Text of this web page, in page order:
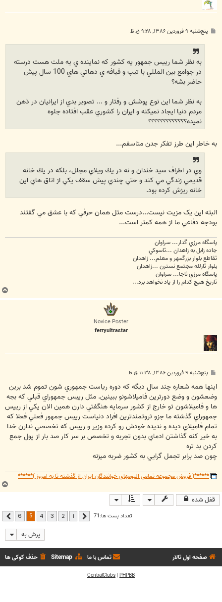
پ پنج‌شنبه ۹ فروردین ۱۳۸۶, ۹:۲۸ ق.ظ
به نظر شما رييس جمهور يه كشور كه نماينده ي يه ملت هست درسته
در جوامع بين المللي با تيپ و قيافه ي دهاتي هاي 100 سال پيش
حاضر بشه؟
به نظر شما اين نوع پوشش و رفتار و ... تصوير بدي از ايرانيان در ذهن
مردم دنيا ايجاد نميكنه و ايران را كشوري عقب افتاده جلوه
نميده؟؟؟؟؟؟؟؟؟؟؟؟؟
به خاطر اين طرز تفکر جدن متاسفم...
وي در اطراف سيد خندان و نه در يك ويلاي مجلل، بلكه در يك خانه
قديمي زندگي مي كند و حتي چندي پيش سقف يكي از اتاق هاي اين
خانه ريزش كرده بود.
البته اين يک مزيت نيست...درست مثل همان حرفي که با عشق مي گفتند
بودجه دفاعي ما از همه کمتر است...
پاسگاه مرزي گدار... سراوان
جاده زابل به زاهدان ...تاسوکي
تقاطع بلوار بزرگمهر و معلم... زاهدان
بلوار ثارلله مجتمع نسترن ...زاهدان
پاسگاه مرزي ناجا... سراوان
تاريخ هيچ کدام را از ياد نخواهد برد...
ب
ا
Novice Poster
ferryultrastar
پ
ت
پنج‌شنبه ۹ فروردین ۱۳۸۶, ۱۱:۳۸ ق.ظ
اينها همه شعاره چند سال ديگه كه دوره رياست جمهوري شون تموم شد برين
وضعشون و وضع دورترين فاميلاشونو ببينين. مثل رييس جمهوراي قبلي كه بجه
ها و فاميلاشون تو خارج از كشور سرمايه هنگفتي دارن همين الان يكي از رييس
جمهوراي گذشته ما جزو ثروتمندترين افراد دنياست رييس جمهور فعلي فعلا كه
تمام فاميلاي ديده و نديده خودش رو كرده وزير و رييس كه تخصصي ندارن خدا
به خير كنه گذاشتن ادماي بدون تجربه و تخصص بر سر كار صد بار از پول جمع
كردن بد تره
چون صد برابر تجمل گرايي به كشور ضربه ميزنه
******( فروش مجموعه تمامي البومهاي خوانندگان ايران از گذشته تا به امروز )******
ب
ا
قفل شده
تعداد پست ها:71 قبلی 2
3
4
5
6 بعدی
پرش به
صفحه اول تالار حذف کوکی ها Sitemap تماس با ما
PHPBB
|
CentralClubs